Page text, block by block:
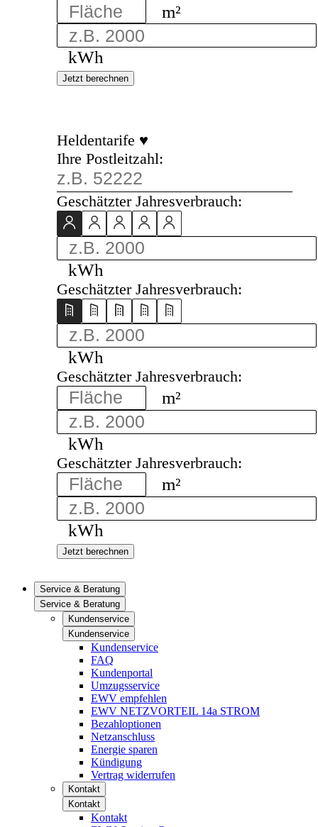
m²
kWh
Jetzt berechnen
Heldentarife ♥
Ihre Postleitzahl:
Geschätzter Jahresverbrauch:
kWh
Geschätzter Jahresverbrauch:
kWh
Geschätzter Jahresverbrauch:
m²
kWh
Geschätzter Jahresverbrauch:
m²
kWh
Jetzt berechnen
Service & Beratung
Service & Beratung
Kundenservice
Kundenservice
Kundenservice
FAQ
Kundenportal
Umzugsservice
EWV empfehlen
EWV NETZVORTEIL 14a STROM
Bezahloptionen
Netzanschluss
Energie sparen
Kündigung
Vertrag widerrufen
Kontakt
Kontakt
Kontakt